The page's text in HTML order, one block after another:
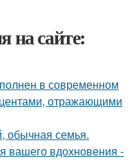
на сайте:
в современном
отражающими
обычная семья.
вашего вдохновения -